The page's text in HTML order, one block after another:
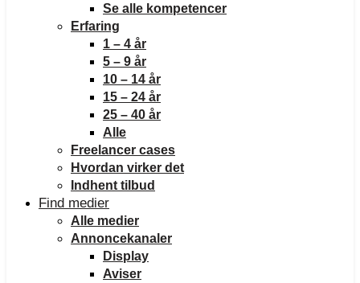
Se alle kompetencer
Erfaring
1 – 4 år
5 – 9 år
10 – 14 år
15 – 24 år
25 – 40 år
Alle
Freelancer cases
Hvordan virker det
Indhent tilbud
Find medier
Alle medier
Annoncekanaler
Display
Aviser